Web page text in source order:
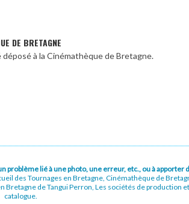
DE BRETAGNE
déposé à la Cinémathèque de Bretagne.
problème lié à une photo, une erreur, etc., ou à
des Tournages en Bretagne, Cinémathèque de
de Tangui Perron, Les sociétés de production
catalogue.